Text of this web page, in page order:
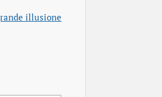
illusione